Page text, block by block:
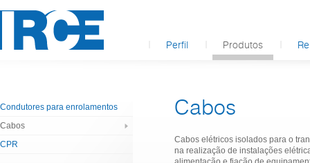
Perfil Produtos
Condutores para enrolamentos
Cabos
CPR
Cabos
Cabos elétricos isolados para o
na realização de instalações